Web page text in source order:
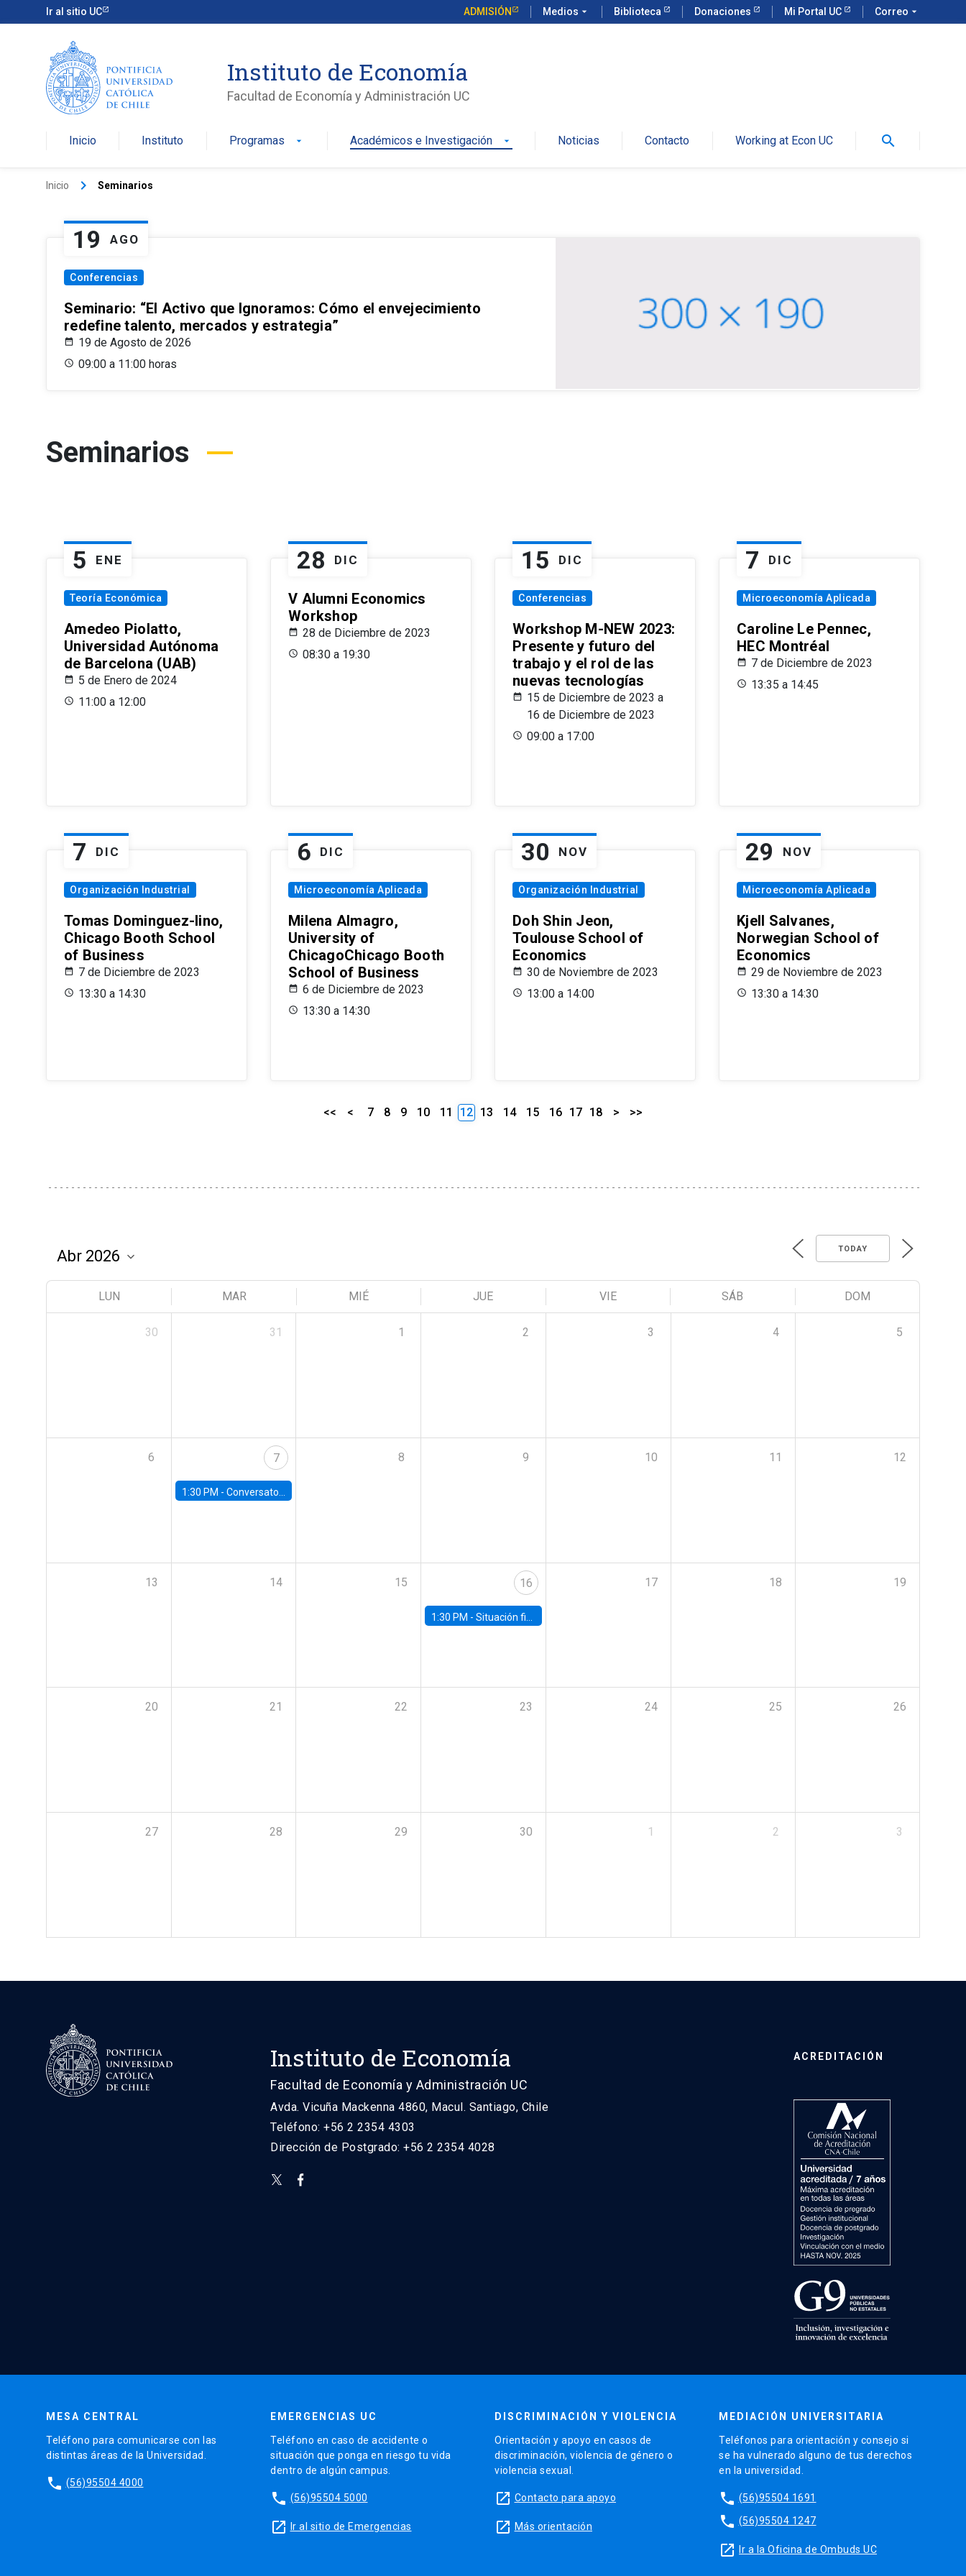
Ir al sitio UC ADMISIÓN Medios arrow_drop_down Biblioteca Donaciones Mi Portal UC Correo arrow_drop_down
Instituto de Economía
Facultad de Economía y Administración UC
Inicio Instituto Programas arrow_drop_down Académicos e Investigación arrow_drop_down Noticias Contacto Working at Econ UC search
Inicio keyboard_arrow_right Seminarios
19 AGO
Conferencias
Seminario: “El Activo que Ignoramos: Cómo el envejecimiento
redefine talento, mercados y estrategia”
19 de Agosto de 2026
09:00 a 11:00 horas
Seminarios
5 ENE
Teoría Económica
Amedeo Piolatto,
Universidad Autónoma
de Barcelona (UAB)
5 de Enero de 2024
11:00 a 12:00
28 DIC
V Alumni Economics
Workshop
28 de Diciembre de 2023
08:30 a 19:30
15 DIC
Conferencias
Workshop M-NEW 2023:
Presente y futuro del
trabajo y el rol de las
nuevas tecnologías
15 de Diciembre de 2023 a
16 de Diciembre de 2023
09:00 a 17:00
7 DIC
Microeconomía Aplicada
Caroline Le Pennec,
HEC Montréal
7 de Diciembre de 2023
13:35 a 14:45
7 DIC
Organización Industrial
Tomas Dominguez-Iino,
Chicago Booth School
of Business
7 de Diciembre de 2023
13:30 a 14:30
6 DIC
Microeconomía Aplicada
Milena Almagro,
University of
ChicagoChicago Booth
School of Business
6 de Diciembre de 2023
13:30 a 14:30
30 NOV
Organización Industrial
Doh Shin Jeon,
Toulouse School of
Economics
30 de Noviembre de 2023
13:00 a 14:00
29 NOV
Microeconomía Aplicada
Kjell Salvanes,
Norwegian School of
Economics
29 de Noviembre de 2023
13:30 a 14:30
<< < 7 8 9 10 11 12 13 14 15 16 17 18 > >>
TODAY
LUN MAR MIÉ JUE VIE SÁB DOM
30 31 1 2 3 4 5
6 7
1:30 PM - Conversatorio | Pobreza: La mirada de León XIV
8 9 10 11 12
13 14 15 16
1:30 PM -Situación fiscal: cierre 2025 y perspectivas de mediano plazo 2026–2030
17 18 19
20 21 22 23 24 25 26
27 28 29 30 1 2 3
Instituto de Economía
Facultad de Economía y Administración UC
Avda. Vicuña Mackenna 4860, Macul. Santiago, Chile
Teléfono: +56 2 2354 4303
Dirección de Postgrado: +56 2 2354 4028
ACREDITACIÓN
MESA CENTRAL
Teléfono para comunicarse con las
distintas áreas de la Universidad.
phone (56)95504 4000
EMERGENCIAS UC
Teléfono en caso de accidente o
situación que ponga en riesgo tu vida
dentro de algún campus.
phone (56)95504 5000
launch Ir al sitio de Emergencias
DISCRIMINACIÓN Y VIOLENCIA
Orientación y apoyo en casos de
discriminación, violencia de género o
violencia sexual.
launch Contacto para apoyo
launch Más orientación
MEDIACIÓN UNIVERSITARIA
Teléfonos para orientación y consejo si
se ha vulnerado alguno de tus derechos
en la universidad.
phone (56)95504 1691
phone (56)95504 1247
launch Ir a la Oficina de Ombuds UC